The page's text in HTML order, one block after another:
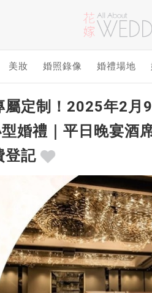
美妝 婚照錄像 婚禮場地
屬定制！2025年2月
婚禮｜平日晚宴
登記